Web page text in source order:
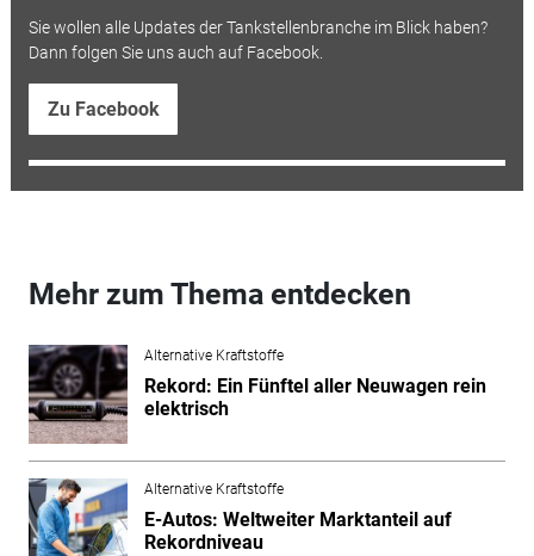
Sie wollen alle Updates der Tankstellenbranche im Blick haben?
Dann folgen Sie uns auch auf Facebook.
Zu Facebook
Mehr zum Thema entdecken
Alternative Kraftstoffe
Rekord: Ein Fünftel aller Neuwagen rein
elektrisch
Alternative Kraftstoffe
E-Autos: Weltweiter Marktanteil auf
Rekordniveau